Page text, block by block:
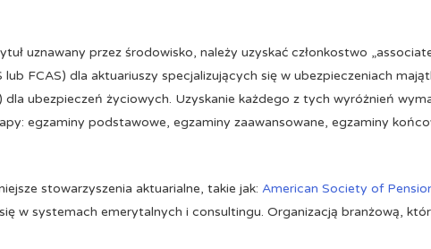
uznawany przez środowisko, należy uzyskać członkostwo
lub FCAS) dla aktuariuszy specjalizujących się w ubezpieczeniach
dla ubezpieczeń życiowych. Uzyskanie każdego z tych wyróżnień
egzaminy podstawowe, egzaminy zaawansowane, egzaminy
stowarzyszenia aktuarialne, takie jak:American Society of
w systemach emerytalnych i consultingu. Organizacją branżową,